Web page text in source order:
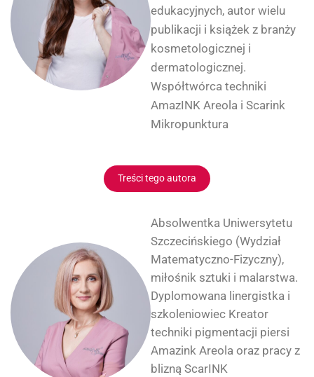
edukacyjnych, autor wielu
publikacji i książek z branży
kosmetologicznej i
dermatologicznej.
Współtwórca techniki
AmazINK Areola i Scarink
Mikropunktura
Treści tego autora
Absolwentka Uniwersytetu
Szczecińskiego (Wydział
Matematyczno-Fizyczny),
miłośnik sztuki i malarstwa.
Dyplomowana linergistka i
szkoleniowiec Kreator
techniki pigmentacji piersi
Amazink Areola oraz pracy z
blizną ScarINK